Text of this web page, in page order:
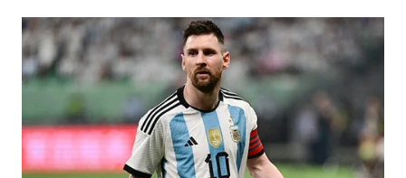
WN
PURWAKARTA
WN
PRIANGAN
TIMUR